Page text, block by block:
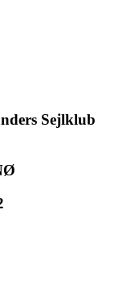
Sejlklub